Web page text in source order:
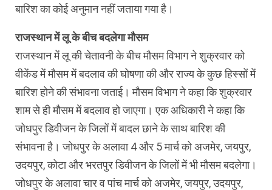
बारिश का कोई अनुमान नहीं जताया गया है।
राजस्थान में लू के बीच बदलेगा मौसम
राजस्थान में लू की चेतावनी के बीच मौसम विभाग ने शुक्रवार को
वीकेंड में मौसम में बदलाव की घोषणा की और राज्य के कुछ हिस्सों में
बारिश होने की संभावना जताई। मौसम विभाग ने कहा कि शुक्रवार
शाम से ही मौसम में बदलाव हो जाएगा। एक अधिकारी ने कहा कि
जोधपुर डिवीजन के जिलों में बादल छाने के साथ बारिश की
संभावना है। जोधपुर के अलावा 4 और 5 मार्च को अजमेर, जयपुर,
उदयपुर, कोटा और भरतपुर डिवीजन के जिलों में भी मौसम बदलेगा।
जोधपुर के अलावा चार व पांच मार्च को अजमेर, जयपुर, उदयपुर,